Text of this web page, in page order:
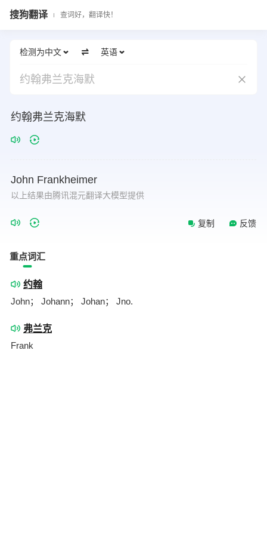
搜狗翻译 查词好，翻译快！
检测为中文 英语
约翰弗兰克海默
约翰弗兰克海默
John Frankheimer
以上结果由腾讯混元翻译大模型提供
复制 反馈
重点词汇
约翰
John； Johann； Johan； Jno.
弗兰克
Frank